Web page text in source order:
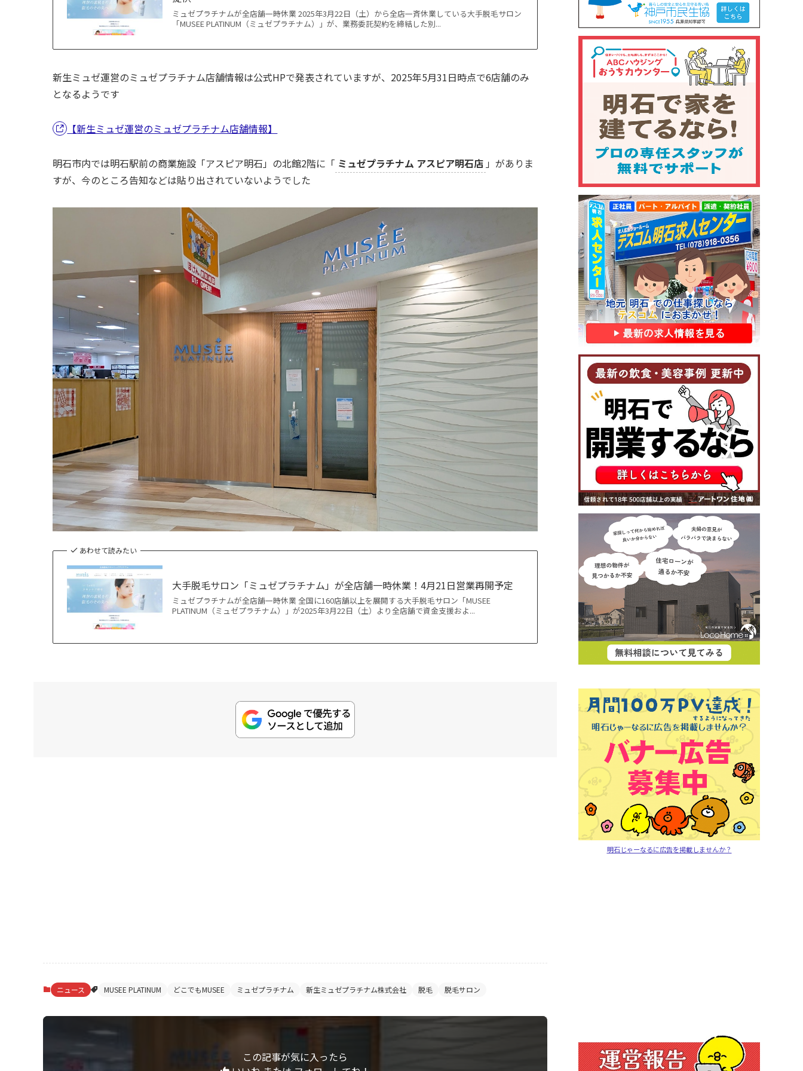
ミュゼプラチナムが全店舗一時休業 2025年3月22日（土）から全店一斉休業している大手脱毛サロン
「MUSEE PLATINUM（ミュゼプラチナム）」が、業務委託契約を締結した別...
新生ミュゼ運営のミュゼプラチナム店舗情報は公式HPで発表されていますが、2025年5月31日時点で6店舗のみ
となるようです
【新生ミュゼ運営のミュゼプラチナム店舗情報】
明石市内では明石駅前の商業施設「アスピア明石」の北館2階に「 ミュゼプラチナム アスピア明石店 」がありま
すが、今のところ告知などは貼り出されていないようでした
あわせて読みたい
大手脱毛サロン「ミュゼプラチナム」が全店舗一時休業！4月21日営業再開予定
ミュゼプラチナムが全店舗一時休業 全国に160店舗以上を展開する大手脱毛サロン「MUSEE
PLATINUM（ミュゼプラチナム）」が2025年3月22日（土）より全店舗で資金支援およ...
ニュース MUSEE PLATINUM どこでもMUSEE ミュゼプラチナム 新生ミュゼプラチナム株式会社 脱毛 脱毛サロン
この記事が気に入ったら
明石じゃーなるに広告を掲載しませんか？